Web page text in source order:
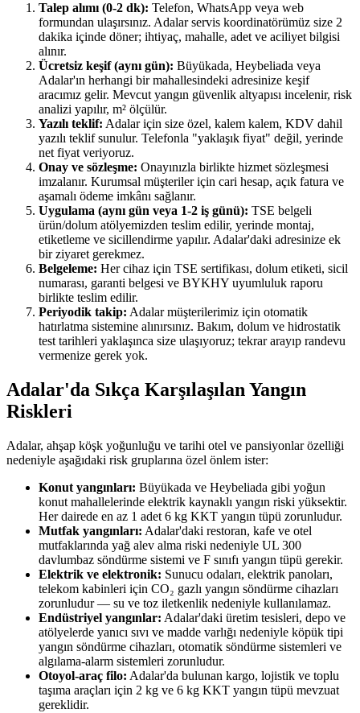
Talep alımı (0-2 dk): Telefon, WhatsApp veya web
formundan ulaşırsınız. Adalar servis koordinatörümüz size 2
dakika içinde döner; ihtiyaç, mahalle, adet ve aciliyet bilgisi
alınır.
Ücretsiz keşif (aynı gün): Büyükada, Heybeliada veya
Adalar'ın herhangi bir mahallesindeki adresinize keşif
aracımız gelir. Mevcut yangın güvenlik altyapısı incelenir, risk
analizi yapılır, m² ölçülür.
Yazılı teklif: Adalar için size özel, kalem kalem, KDV dahil
yazılı teklif sunulur. Telefonla "yaklaşık fiyat" değil, yerinde
net fiyat veriyoruz.
Onay ve sözleşme: Onayınızla birlikte hizmet sözleşmesi
imzalanır. Kurumsal müşteriler için cari hesap, açık fatura ve
aşamalı ödeme imkânı sağlanır.
Uygulama (aynı gün veya 1-2 iş günü): TSE belgeli
ürün/dolum atölyemizden teslim edilir, yerinde montaj,
etiketleme ve sicillendirme yapılır. Adalar'daki adresinize ek
bir ziyaret gerekmez.
Belgeleme: Her cihaz için TSE sertifikası, dolum etiketi, sicil
numarası, garanti belgesi ve BYKHY uyumluluk raporu
birlikte teslim edilir.
Periyodik takip: Adalar müşterilerimiz için otomatik
hatırlatma sistemine alınırsınız. Bakım, dolum ve hidrostatik
test tarihleri yaklaşınca size ulaşıyoruz; tekrar arayıp randevu
vermenize gerek yok.
Adalar'da Sıkça Karşılaşılan Yangın
Riskleri
Adalar, ahşap köşk yoğunluğu ve tarihi otel ve pansiyonlar özelliği
nedeniyle aşağıdaki risk gruplarına özel önlem ister:
Konut yangınları: Büyükada ve Heybeliada gibi yoğun
konut mahallelerinde elektrik kaynaklı yangın riski yüksektir.
Her dairede en az 1 adet 6 kg KKT yangın tüpü zorunludur.
Mutfak yangınları: Adalar'daki restoran, kafe ve otel
mutfaklarında yağ alev alma riski nedeniyle UL 300
davlumbaz söndürme sistemi ve F sınıfı yangın tüpü gerekir.
Elektrik ve elektronik: Sunucu odaları, elektrik panoları,
telekom kabinleri için CO₂ gazlı yangın söndürme cihazları
zorunludur — su ve toz iletkenlik nedeniyle kullanılamaz.
Endüstriyel yangınlar: Adalar'daki üretim tesisleri, depo ve
atölyelerde yanıcı sıvı ve madde varlığı nedeniyle köpük tipi
yangın söndürme cihazları, otomatik söndürme sistemleri ve
algılama-alarm sistemleri zorunludur.
Otoyol-araç filo: Adalar'da bulunan kargo, lojistik ve toplu
taşıma araçları için 2 kg ve 6 kg KKT yangın tüpü mevzuat
gereklidir.